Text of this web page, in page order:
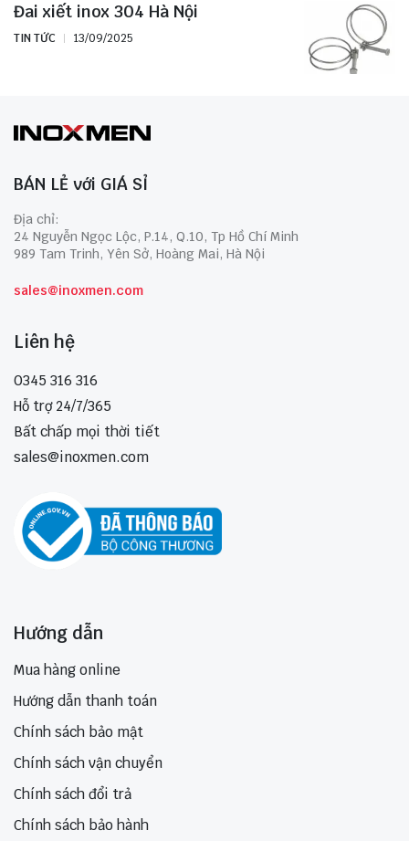
Đai xiết inox 304 Hà Nội
TIN TỨC 13/09/2025
BÁN LẺ với GIÁ SỈ
Địa chỉ:
24 Nguyễn Ngọc Lộc, P.14, Q.10, Tp Hồ Chí Minh
989 Tam Trinh, Yên Sở, Hoàng Mai, Hà Nội
sales@inoxmen.com
Liên hệ
0345 316 316
Hỗ trợ 24/7/365
Bất chấp mọi thời tiết
sales@inoxmen.com
Hướng dẫn
Mua hàng online
Hướng dẫn thanh toán
Chính sách bảo mật
Chính sách vận chuyển
Chính sách đổi trả
Chính sách bảo hành